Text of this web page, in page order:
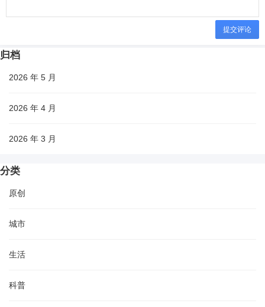
提交评论
归档
2026 年 5 月
2026 年 4 月
2026 年 3 月
分类
原创
城市
生活
科普